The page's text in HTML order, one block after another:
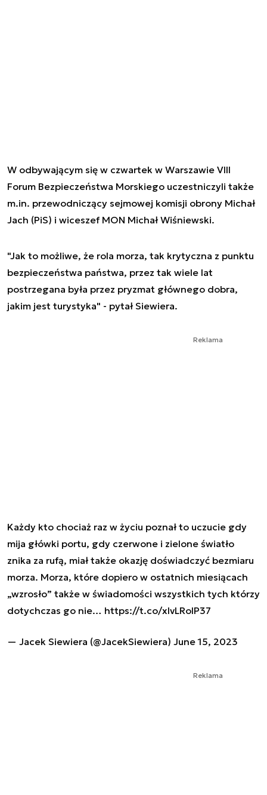
W odbywającym się w czwartek w Warszawie VIII
Forum Bezpieczeństwa Morskiego uczestniczyli także
m.in. przewodniczący sejmowej komisji obrony Michał
Jach (PiS) i wiceszef MON Michał Wiśniewski.
"Jak to możliwe, że rola morza, tak krytyczna z punktu
bezpieczeństwa państwa, przez tak wiele lat
postrzegana była przez pryzmat głównego dobra,
jakim jest turystyka" - pytał Siewiera.
Reklama
Każdy kto chociaż raz w życiu poznał to uczucie gdy
mija główki portu, gdy czerwone i zielone światło
znika za rufą, miał także okazję doświadczyć bezmiaru
morza. Morza, które dopiero w ostatnich miesiącach
„wzrosło” także w świadomości wszystkich tych którzy
dotychczas go nie… https://t.co/xlvLRolP37
— Jacek Siewiera (@JacekSiewiera) June 15, 2023
Reklama